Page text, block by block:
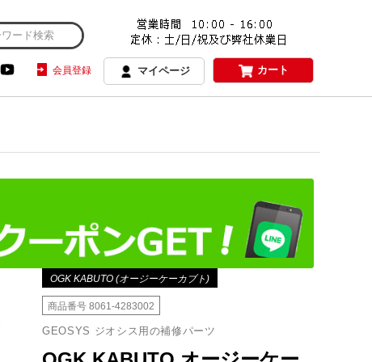
会員登録 マイページ カート
OGK KABUTO (オージーケーカブト)
商品番号 8061-4283002
GEOSYS ジオシス用の補修パーツ